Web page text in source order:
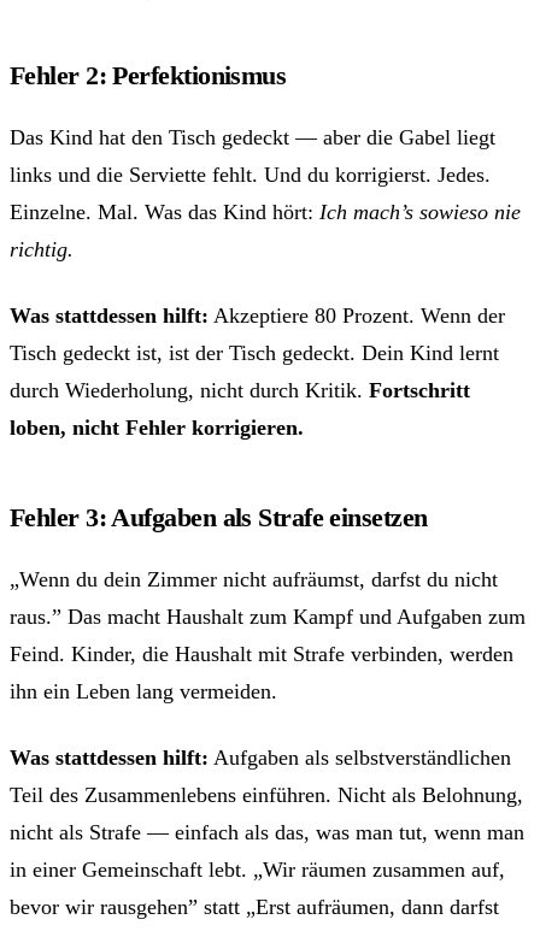
Fehler 2: Perfektionismus
Das Kind hat den Tisch gedeckt — aber die Gabel liegt
links und die Serviette fehlt. Und du korrigierst. Jedes.
Einzelne. Mal. Was das Kind hört: Ich mach’s sowieso nie
richtig.
Was stattdessen hilft: Akzeptiere 80 Prozent. Wenn der
Tisch gedeckt ist, ist der Tisch gedeckt. Dein Kind lernt
durch Wiederholung, nicht durch Kritik. Fortschritt
loben, nicht Fehler korrigieren.
Fehler 3: Aufgaben als Strafe einsetzen
„Wenn du dein Zimmer nicht aufräumst, darfst du nicht
raus.” Das macht Haushalt zum Kampf und Aufgaben zum
Feind. Kinder, die Haushalt mit Strafe verbinden, werden
ihn ein Leben lang vermeiden.
Was stattdessen hilft: Aufgaben als selbstverständlichen
Teil des Zusammenlebens einführen. Nicht als Belohnung,
nicht als Strafe — einfach als das, was man tut, wenn man
in einer Gemeinschaft lebt. „Wir räumen zusammen auf,
bevor wir rausgehen” statt „Erst aufräumen, dann darfst